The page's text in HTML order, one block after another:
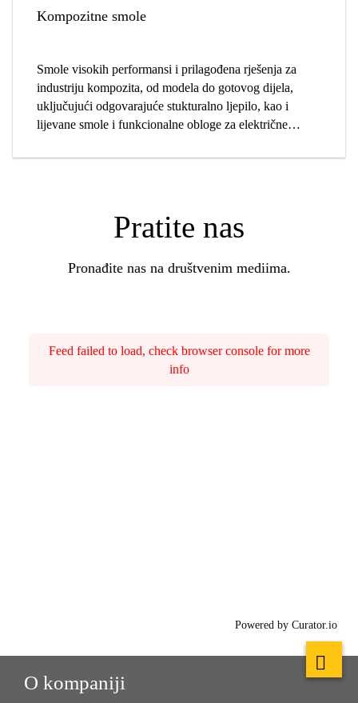
Kompozitne smole
Smole visokih performansi i prilagođena rješenja za
industriju kompozita, od modela do gotovog dijela,
uključujući odgovarajuće stukturalno ljepilo, kao i
lijevane smole i funkcionalne obloge za električne
Pratite nas
Pronađite nas na društvenim mediima.
Feed failed to load, check browser console for more
info
Powered by Curator.io
O kompaniji